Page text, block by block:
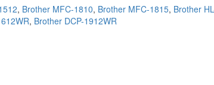
, Brother MFC-1810, Brother MFC-1815, Brother
, Brother DCP-1912WR